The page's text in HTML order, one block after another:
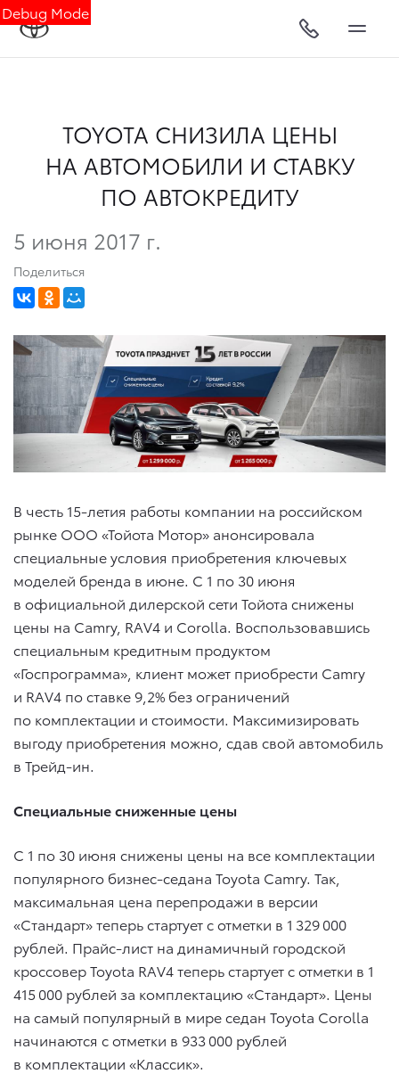
Debug Mode
TOYOTA СНИЗИЛА ЦЕНЫ
НА АВТОМОБИЛИ И СТАВКУ
ПО АВТОКРЕДИТУ
5 июня 2017 г.
Поделиться
В честь 15-летия работы компании на российском
рынке ООО «Тойота Мотор» анонсировала
специальные условия приобретения ключевых
моделей бренда в июне. С 1 по 30 июня
в официальной дилерской сети Тойота снижены
цены на Camry, RAV4 и Corolla. Воспользовавшись
специальным кредитным продуктом
«Госпрограмма», клиент может приобрести Camry
и RAV4 по ставке 9,2% без ограничений
по комплектации и стоимости. Максимизировать
выгоду приобретения можно, сдав свой автомобиль
в Трейд-ин.
Специальные сниженные цены
С 1 по 30 июня снижены цены на все комплектации
популярного бизнес-седана Toyota Camry. Так,
максимальная цена перепродажи в версии
«Стандарт» теперь стартует с отметки в 1 329 000
рублей. Прайс-лист на динамичный городской
кроссовер Toyota RAV4 теперь стартует с отметки в 1
415 000 рублей за комплектацию «Стандарт». Цены
на самый популярный в мире седан Toyota Corolla
начинаются с отметки в 933 000 рублей
в комплектации «Классик».